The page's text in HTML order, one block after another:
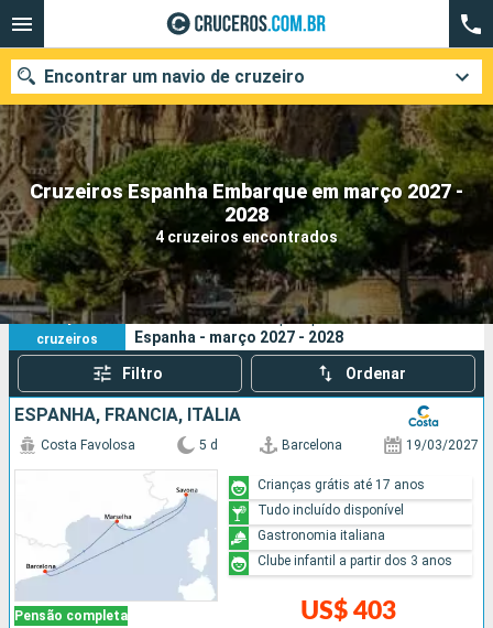
Cruzeiros Espanha Embarque em março 2027 -
2028
4 cruzeiros encontrados
Encontrar um navio de cruzeiro
Quando ir?
Data de partida
Cidades Companhias
Pesquisar
4
cruzeiros
Os seus critérios de pesquisa:
Espanha - março 2027 - 2028
Filtro Ordenar
ESPANHA, FRANCIA, ITÁLIA
Pensão completa
Costa Favolosa 5 d Barcelona 19/03/2027
US$ 403
Crianças grátis até 17 anos
Tudo incluído disponível
Gastronomia italiana
Clube infantil a partir dos 3 anos